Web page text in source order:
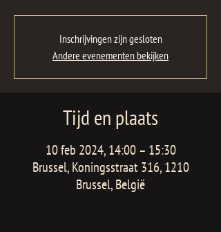
Inschrijvingen zijn gesloten
Andere evenementen bekijken
Tijd en plaats
10 feb 2024, 14:00 – 15:30
Brussel, Koningsstraat 316, 1210
Brussel, België